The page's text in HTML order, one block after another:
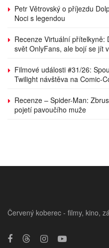
Petr Větrovský o příjezdu
Noci s legendou
Recenze Virtuální přítelkyně:
svět OnlyFans, ale bojí se jít
Filmové události #31/26:
Twilight návštěva na Comic-
Recenze – Spider-Man:
pojetí pavoučího muže
Červený koberec - filmy, kino,